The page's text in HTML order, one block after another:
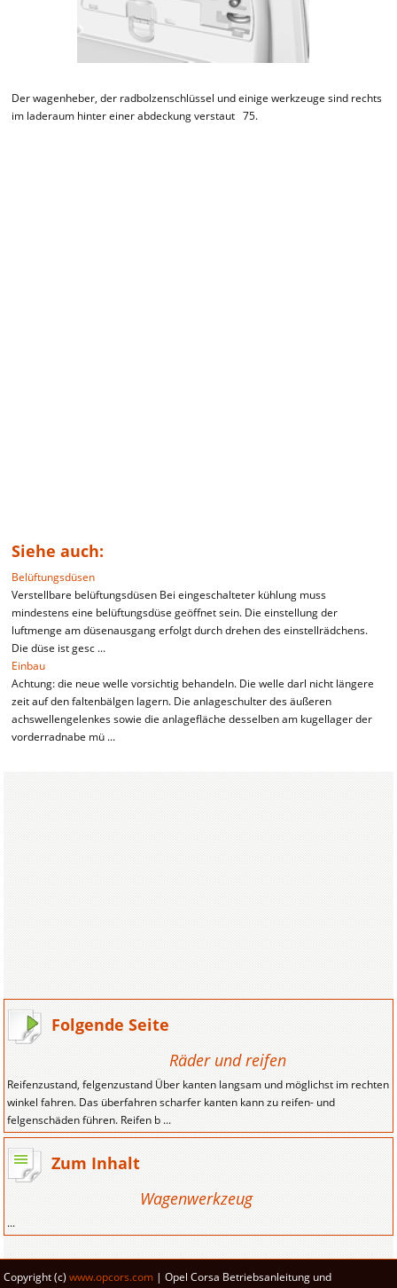
Der wagenheber, der radbolzenschlüssel und einige werkzeuge sind rechts
im laderaum hinter einer abdeckung verstaut 75.
Siehe auch:
Belüftungsdüsen
Verstellbare belüftungsdüsen Bei eingeschalteter kühlung muss
mindestens eine belüftungsdüse geöffnet sein. Die einstellung der
luftmenge am düsenausgang erfolgt durch drehen des einstellrädchens.
Die düse ist gesc ...
Einbau
Achtung: die neue welle vorsichtig behandeln. Die welle darl nicht längere
zeit auf den faltenbälgen lagern. Die anlageschulter des äußeren
achswellengelenkes sowie die anlagefläche desselben am kugellager der
vorderradnabe mü ...
Folgende Seite
Räder und reifen
Reifenzustand, felgenzustand Über kanten langsam und möglichst im rechten
winkel fahren. Das überfahren scharfer kanten kann zu reifen- und
felgenschäden führen. Reifen b ...
Zum Inhalt
Wagenwerkzeug
...
Copyright (c)www.opcors.com | Opel Corsa Betriebsanleitung und